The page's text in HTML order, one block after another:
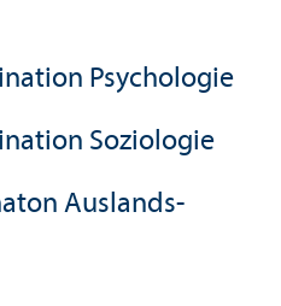
Psychologie
Soziologie
Auslands­